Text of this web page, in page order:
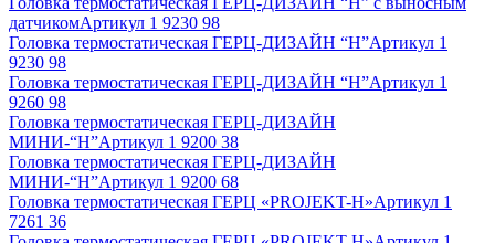
датчикомАртикул 1 9230 98
Головка термостатическая ГЕРЦ-ДИЗАЙН “Н”Артикул 1
9230 98
Головка термостатическая ГЕРЦ-ДИЗАЙН “Н”Артикул 1
9260 98
Головка термостатическая ГЕРЦ-ДИЗАЙН
МИНИ-“Н”Артикул 1 9200 38
Головка термостатическая ГЕРЦ-ДИЗАЙН
МИНИ-“Н”Артикул 1 9200 68
Головка термостатическая ГЕРЦ «PROJEKT-Н»Артикул 1
7261 36